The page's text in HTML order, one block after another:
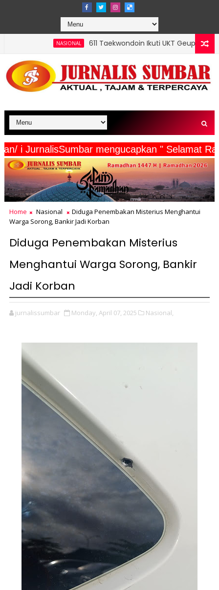
611 Taekwondoin Ikuti UKT Geup 2 Kota Padang,
i JurnalisSumbar mengucapkan "
Home Nasional
Diduga Penembakan Misterius Menghantui
Warga Sorong, Bankir Jadi Korban
Diduga Penembakan Misterius
Menghantui Warga Sorong, Bankir
Jadi Korban
jurnalissumbar Monday, April 07, 2025 Nasional,